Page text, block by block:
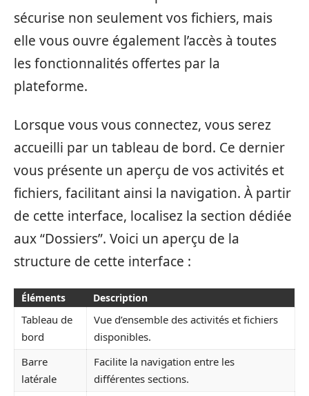
sécurise non seulement vos fichiers, mais
elle vous ouvre également l’accès à toutes
les fonctionnalités offertes par la
plateforme.
Lorsque vous vous connectez, vous serez
accueilli par un tableau de bord. Ce dernier
vous présente un aperçu de vos activités et
fichiers, facilitant ainsi la navigation. À partir
de cette interface, localisez la section dédiée
aux “Dossiers”. Voici un aperçu de la
structure de cette interface :
Éléments Description
Tableau de
bord
Vue d’ensemble des activités et fichiers
disponibles.
Barre
latérale
Facilite la navigation entre les
différentes sections.